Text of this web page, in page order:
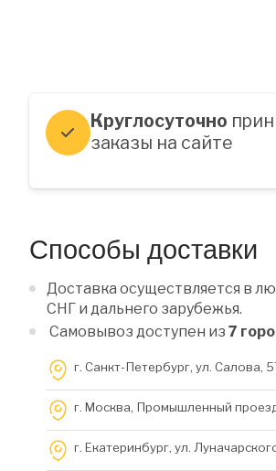
Круглосуточно
заказы на сайте
Способы доставки
Доставка осуществляется в
СНГ и дальнего зарубежья.
Самовывоз доступен из 7
г. Санкт-Петербург, ул. Салова,
г. Москва, Промышленный
г. Екатеринбург, ул.